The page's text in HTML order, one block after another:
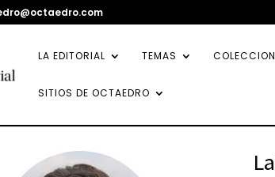
LA EDITORIAL TEMAS
SITIOS DE OCTAEDRO